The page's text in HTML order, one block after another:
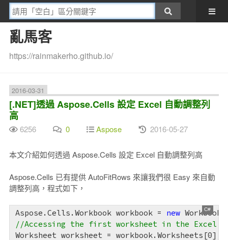
亂馬客
https://rainmakerho.github.io/
2016-03-31
[.NET]透過 Aspose.Cells 設定 Excel 自動調整列
高
6256 0 Aspose 2016-05-27
本文介紹如何透過 Aspose.Cells 設定 Excel 自動調整列高
Aspose.Cells 已有提供 AutoFitRows 來讓我們很 Easy 來自動
調整列高，程式如下，
Aspose.Cells.Workbook workbook = new Workbook(
//Accessing the first worksheet in the Excel
Worksheet worksheet = workbook.Worksheets[0